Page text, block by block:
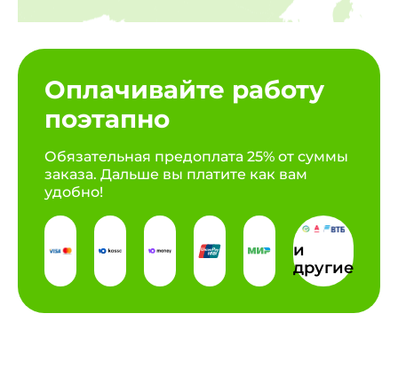
Оплачивайте работу
поэтапно
Обязательная предоплата 25% от суммы
заказа. Дальше вы платите как вам
удобно!
и
другие